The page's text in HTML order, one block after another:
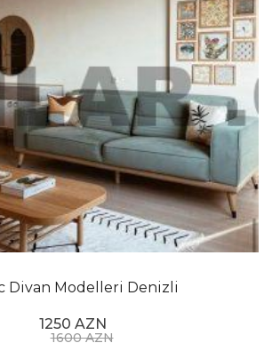
Divan Modelleri Denizli
1250 AZN
1600 AZN